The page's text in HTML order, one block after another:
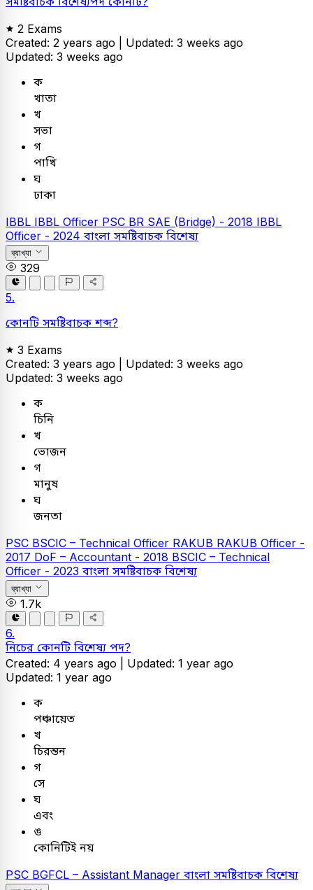
2 Exams
Created: 2 years ago | Updated: 3 weeks ago
Updated: 3 weeks ago
ক
খাতা
খ
সভা
গ
পাখি
ঘ
ঢাকা
IBBL IBBL Officer PSC BR SAE (Bridge) - 2018 IBBL
Officer - 2024 বাংলা সমষ্টিবাচক বিশেষ্য
ব্যাখ্যা
329
5.
কোনটি সমষ্টিবাচক শব্দ?
3 Exams
Created: 3 years ago | Updated: 3 weeks ago
Updated: 3 weeks ago
ক
চিনি
খ
ভোজন
গ
মানুষ
ঘ
জনতা
PSC BSCIC – Technical Officer RAKUB RAKUB Officer -
2017 DoF – Accountant - 2018 BSCIC – Technical
Officer - 2023 বাংলা সমষ্টিবাচক বিশেষ্য
ব্যাখ্যা
1.7k
6.
নিচের কোনটি বিশেষ্য পদ?
Created: 4 years ago | Updated: 1 year ago
Updated: 1 year ago
ক
পঞ্চায়েত
খ
চিরন্তন
গ
সে
ঘ
এবং
ঙ
কোনিটিই নয়
PSC BGFCL – Assistant Manager বাংলা সমষ্টিবাচক বিশেষ্য